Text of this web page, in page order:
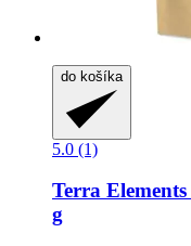
do košíka
5.0 (1)
Terra Elements
g